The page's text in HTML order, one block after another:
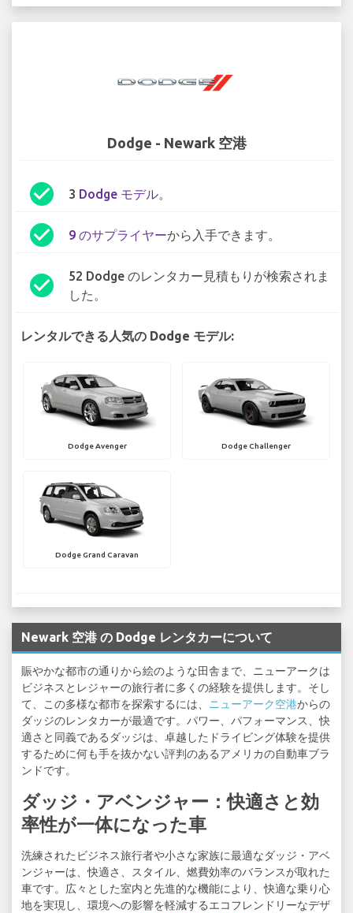
Dodge - Newark 空港
check_circle 3 Dodge モデル。
check_circle 9 のサプライヤーから入手できます。
check_circle
52 Dodge のレンタカー見積もりが検索されま
した。
レンタルできる人気の Dodge モデル:
Dodge Avenger Dodge Challenger
Dodge Grand Caravan
Newark 空港 の Dodge レンタカーについて
賑やかな都市の通りから絵のような田舎まで、ニューアークは
ビジネスとレジャーの旅行者に多くの経験を提供します。そし
て、この多様な都市を探索するには、 ニューアーク空港からの
ダッジのレンタカーが最適です。パワー、パフォーマンス、快
適さと同義であるダッジは、卓越したドライビング体験を提供
するために何も手を抜かない評判のあるアメリカの自動車ブラ
ンドです。
ダッジ・アベンジャー：快適さと効
率性が一体になった車
洗練されたビジネス旅行者や小さな家族に最適なダッジ・アベ
ンジャーは、快適さ、スタイル、燃費効率のバランスが取れた
車です。広々とした室内と先進的な機能により、快適な乗り心
地を実現し、環境への影響を軽減するエコフレンドリーなデザ